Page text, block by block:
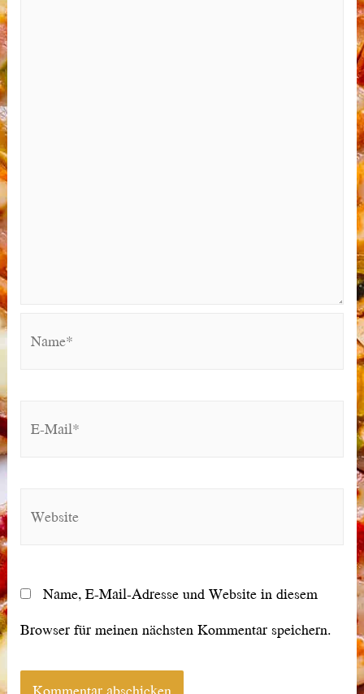
Name, E-Mail-Adresse und Website in diesem
Browser für meinen nächsten Kommentar speichern.